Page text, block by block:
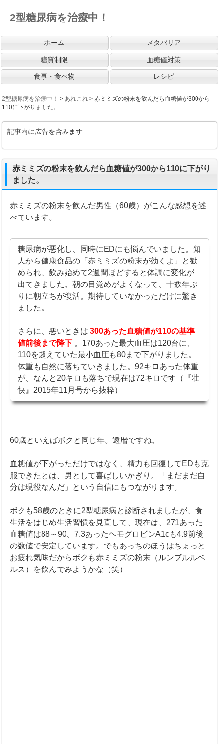
2型糖尿病を治療中！
ホーム メタバリア
糖質制限 血糖値対策
食事・食べ物 レシピ
2型糖尿病を治療中！ >あれこれ >赤ミミズの粉末を飲んだら血糖値が300から
110に下がりました。
記事内に広告を含みます
赤ミミズの粉末を飲んだら血糖値が300から110に下がり
ました。
赤ミミズの粉末を飲んだ男性（60歳）がこんな感想を述
べています。
糖尿病が悪化し、同時にEDにも悩んでいました。知
人から健康食品の「赤ミミズの粉末が効くよ」と勧
められ、飲み始めて2週間ほどすると体調に変化が
出てきました。朝の目覚めがよくなって、十数年ぶ
りに朝立ちが復活。期待していなかっただけに驚き
ました。
さらに、悪いときは300あった血糖値が110の基準
値前後まで降下 。170あった最大血圧は120台に、
110を超えていた最小血圧も80まで下がりました。
体重も自然に落ちていきました。92キロあった体重
が、なんと20キロも落ちで現在は72キロです（『壮
快』2015年11月号から抜粋）
60歳といえばボクと同じ年。還暦ですね。
血糖値が下がっただけではなく、精力も回復してEDも克
服できたとは、男として喜ばしいかぎり。「まだまだ自
分は現役なんだ」という自信にもつながります。
ボクも58歳のときに2型糖尿病と診断されましたが、食
生活をはじめ生活習慣を見直して、現在は、271あった
血糖値は88～90、7.3あったヘモグロビンA1cも4.9前後
の数値で安定しています。でもあっちのほうはちょっと
お疲れ気味だからボクも赤ミミズの粉末（ルンブルルベ
ルス）を飲んでみようかな（笑）